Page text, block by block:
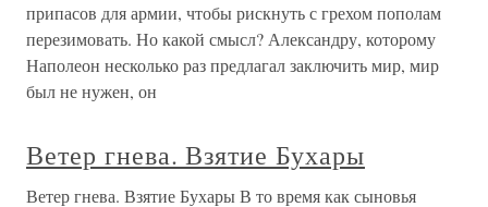
припасов для армии, чтобы рискнуть с грехом пополам
перезимовать. Но какой смысл? Александру, которому
Наполеон несколько раз предлагал заключить мир, мир
был не нужен, он
Ветер гнева. Взятие Бухары
Ветер гнева. Взятие Бухары В то время как сыновья